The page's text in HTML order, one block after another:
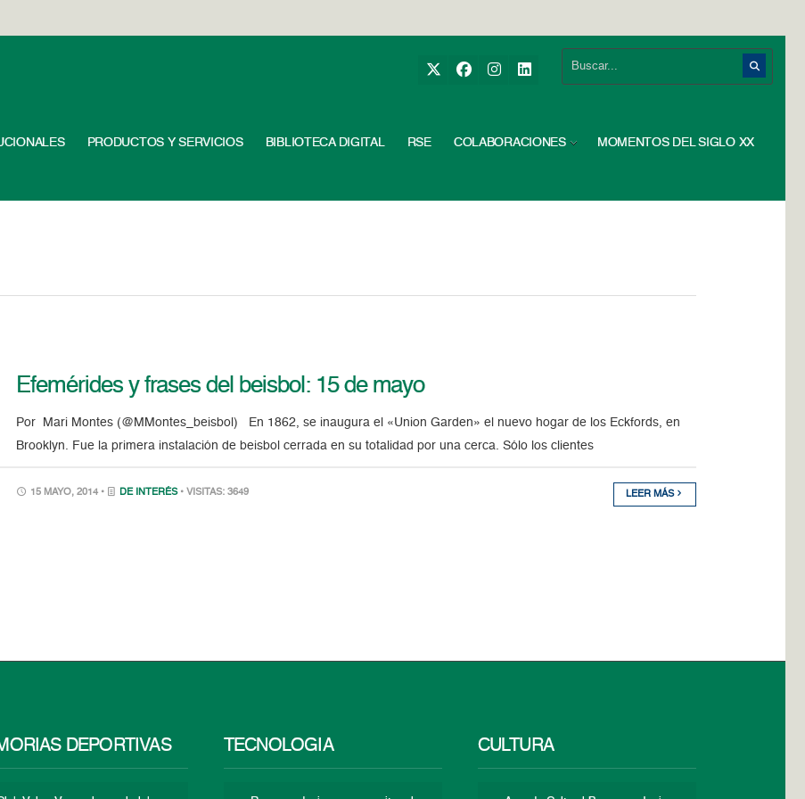
PRODUCTOS Y SERVICIOS BIBLIOTECA DIGITAL RSE COLABORACIONES MOMENTOS DEL SIGLO XX
Efemérides y frases del beisbol: 15 de mayo
Por Mari Montes (@MMontes_beisbol) En 1862, se inaugura el «Union Garden» el nuevo hogar de los Eckfords, en
Brooklyn. Fue la primera instalación de beisbol cerrada en su totalidad por una cerca. Sólo los clientes
15 MAYO, 2014 • DE INTERÉS • VISITAS: 3649 LEER MÁS
DEPORTIVAS TECNOLOGÍA CULTURA